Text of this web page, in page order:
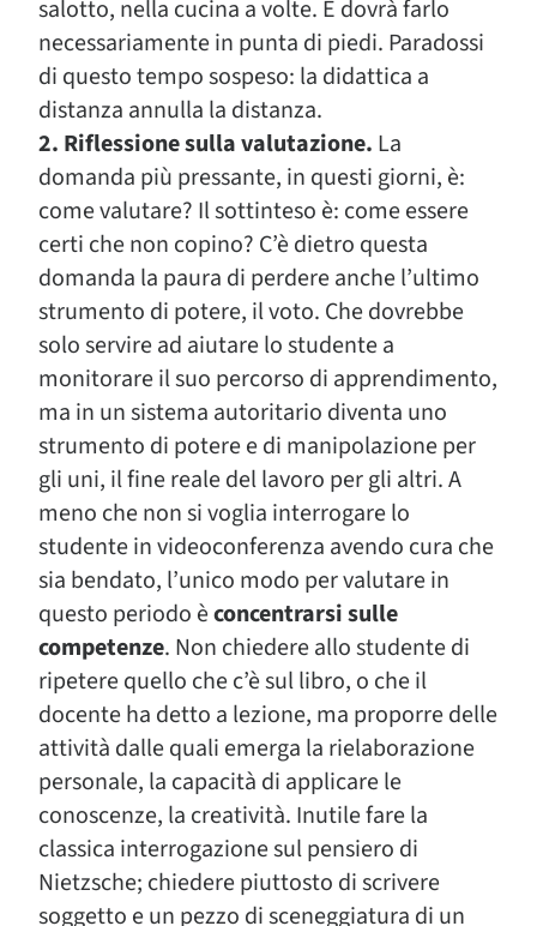
salotto, nella cucina a volte. E dovrà farlo
necessariamente in punta di piedi. Paradossi
di questo tempo sospeso: la didattica a
distanza annulla la distanza.
2. Riflessione sulla valutazione. La
domanda più pressante, in questi giorni, è:
come valutare? Il sottinteso è: come essere
certi che non copino? C’è dietro questa
domanda la paura di perdere anche l’ultimo
strumento di potere, il voto. Che dovrebbe
solo servire ad aiutare lo studente a
monitorare il suo percorso di apprendimento,
ma in un sistema autoritario diventa uno
strumento di potere e di manipolazione per
gli uni, il fine reale del lavoro per gli altri. A
meno che non si voglia interrogare lo
studente in videoconferenza avendo cura che
sia bendato, l’unico modo per valutare in
questo periodo èconcentrarsi sulle
competenze. Non chiedere allo studente di
ripetere quello che c’è sul libro, o che il
docente ha detto a lezione, ma proporre delle
attività dalle quali emerga la rielaborazione
personale, la capacità di applicare le
conoscenze, la creatività. Inutile fare la
classica interrogazione sul pensiero di
Nietzsche; chiedere piuttosto di scrivere
soggetto e un pezzo di sceneggiatura di un